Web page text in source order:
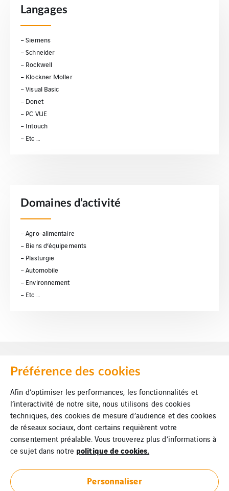
Langages
– Siemens
– Schneider
– Rockwell
– Klockner Moller
– Visual Basic
– Donet
– PC VUE
– Intouch
– Etc …
Domaines d’activité
– Agro-alimentaire
– Biens d’équipements
– Plasturgie
– Automobile
– Environnement
– Etc …
Mentions légales
Cookies
Plan du site
VINCI Energies
Préférence des cookies
Afin d’optimiser les performances, les fonctionnalités et
l’interactivité de notre site, nous utilisons des cookies
techniques, des cookies de mesure d’audience et des cookies
de réseaux sociaux, dont certains requièrent votre
consentement préalable. Vous trouverez plus d’informations à
ce sujet dans notre politique de cookies.
Personnaliser